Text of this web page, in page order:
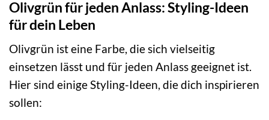
Olivgrün für jeden Anlass: Styling-Ideen
für dein Leben
Olivgrün ist eine Farbe, die sich vielseitig
einsetzen lässt und für jeden Anlass geeignet ist.
Hier sind einige Styling-Ideen, die dich inspirieren
sollen: